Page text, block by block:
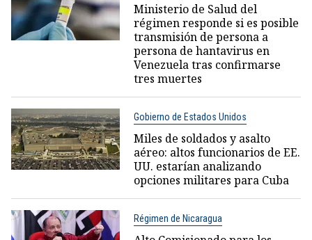
Ministerio de Salud del
régimen responde si es posible
transmisión de persona a
persona de hantavirus en
Venezuela tras confirmarse
tres muertes
Gobierno de Estados Unidos
Miles de soldados y asalto
aéreo: altos funcionarios de EE.
UU. estarían analizando
opciones militares para Cuba
Régimen de Nicaragua